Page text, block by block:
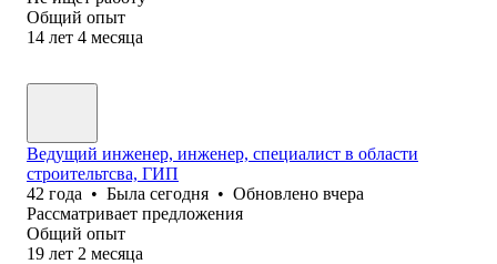
Общий опыт
14 лет 4 месяца
Ведущий инженер, инженер, специалист в области
строительтсва, ГИП
42 года • Была сегодня • Обновлено вчера
Рассматривает предложения
Общий опыт
19 лет 2 месяца